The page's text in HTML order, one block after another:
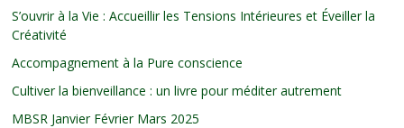
S’ouvrir à la Vie : Accueillir les Tensions Intérieures et Éveiller la
Créativité
Accompagnement à la Pure conscience
Cultiver la bienveillance : un livre pour méditer autrement
MBSR Janvier Février Mars 2025